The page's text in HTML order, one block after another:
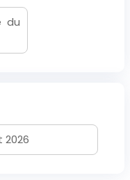
du
2026